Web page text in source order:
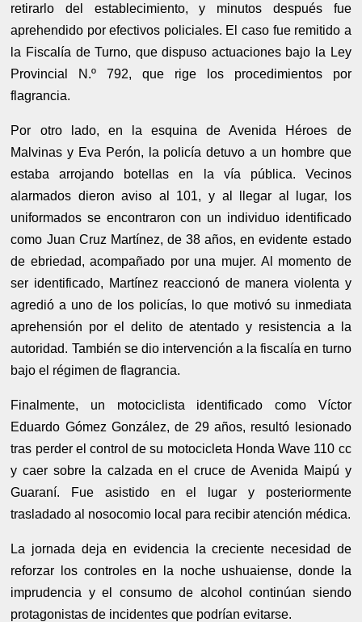
retirarlo del establecimiento, y minutos después fue
aprehendido por efectivos policiales. El caso fue remitido a
la Fiscalía de Turno, que dispuso actuaciones bajo la Ley
Provincial N.º 792, que rige los procedimientos por
flagrancia.
Por otro lado, en la esquina de Avenida Héroes de
Malvinas y Eva Perón, la policía detuvo a un hombre que
estaba arrojando botellas en la vía pública. Vecinos
alarmados dieron aviso al 101, y al llegar al lugar, los
uniformados se encontraron con un individuo identificado
como Juan Cruz Martínez, de 38 años, en evidente estado
de ebriedad, acompañado por una mujer. Al momento de
ser identificado, Martínez reaccionó de manera violenta y
agredió a uno de los policías, lo que motivó su inmediata
aprehensión por el delito de atentado y resistencia a la
autoridad. También se dio intervención a la fiscalía en turno
bajo el régimen de flagrancia.
Finalmente, un motociclista identificado como Víctor
Eduardo Gómez González, de 29 años, resultó lesionado
tras perder el control de su motocicleta Honda Wave 110 cc
y caer sobre la calzada en el cruce de Avenida Maipú y
Guaraní. Fue asistido en el lugar y posteriormente
trasladado al nosocomio local para recibir atención médica.
La jornada deja en evidencia la creciente necesidad de
reforzar los controles en la noche ushuaiense, donde la
imprudencia y el consumo de alcohol continúan siendo
protagonistas de incidentes que podrían evitarse.